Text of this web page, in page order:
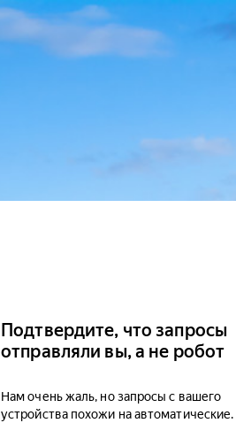
Подтвердите, что запросы
отправляли вы, а не робот
Нам очень жаль, но запросы с вашего
устройства похожи на автоматические.